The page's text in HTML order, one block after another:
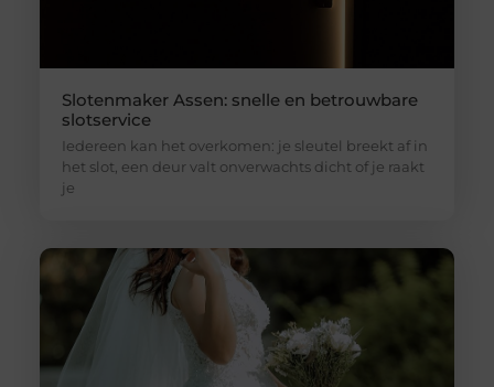
Slotenmaker Assen: snelle en betrouwbare
slotservice
Iedereen kan het overkomen: je sleutel breekt af in
het slot, een deur valt onverwachts dicht of je raakt
je